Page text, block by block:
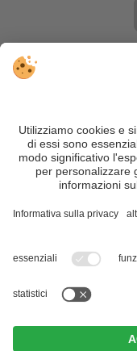
VIVOSüdtirol è il
Trentino Alto Adige
Nonostante il lavoro
motivi di
|